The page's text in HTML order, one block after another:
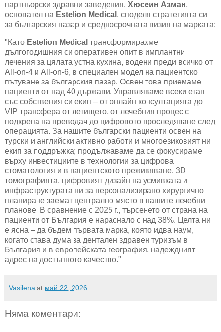
партньорски здравни заведения. Хюсеин Азман,
основател на Estelion Medical , споделя стратегията си
за българския пазар и средносрочната визия на марката:
"Като Estelion Medical трансформирахме
дългогодишния си оперативен опит в имплантни
лечения за цялата устна кухина, водени преди всичко от
All-on-4 и All-on-6, в специален модел на пациентско
пътуване за българския пазар. Освен това приемаме
пациенти от над 40 държави. Управляваме всеки етап
със собствения си екип – от онлайн консултацията до
VIP трансфера от летището, от лечебния процес с
подкрепа на преводач до цифровото проследяване след
операцията. За нашите български пациенти освен на
турски и английски активно работи и многоезиковият ни
екип за поддръжка; продължаваме да се фокусираме
върху инвестициите в технологии за цифрова
стоматология и в пациентското преживяване. 3D
томографията, цифровият дизайн на усмивката и
инфраструктурата ни за персонализирано хирургично
планиране заемат централно място в нашите лечебни
планове. В сравнение с 2025 г., търсенето от страна на
пациенти от България е нараснало с над 38%. Целта ни
е ясна – да бъдем първата марка, която идва наум,
когато става дума за дентален здравен туризъм в
България и в европейската география, надеждният
адрес на достъпното качество."
Vasilena at май 22, 2026
Няма коментари: